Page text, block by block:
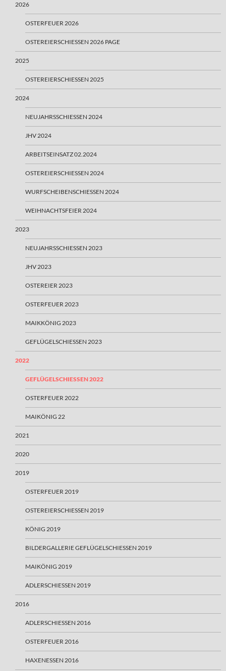
2026
OSTERFEUER 2026
OSTEREIERSCHIESSEN 2026 PAGE
2025
OSTEREIERSCHIESSEN 2025
2024
NEUJAHRSSCHIESSEN 2024
JHV 2024
ARBEITSEINSATZ 02.2024
OSTEREIERSCHIESSEN 2024
WURFSCHEIBENSCHIESSEN 2024
WEIHNACHTSFEIER 2024
2023
NEUJAHRSSCHIESSEN 2023
JHV 2023
OSTEREIER 2023
OSTERFEUER 2023
MAIKKÖNIG 2023
GEFLÜGELSCHIESSEN 2023
2022
GEFLÜGELSCHIESSEN 2022
OSTERFEUER 2022
MAIKÖNIG 22
2021
2020
2019
OSTERFEUER 2019
OSTEREIERSCHIESSEN 2019
KÖNIG 2019
BILDERGALLERIE GEFLÜGELSCHIESSEN 2019
MAIKÖNIG 2019
ADLERSCHIESSEN 2019
2016
ADLERSCHIESSEN 2016
OSTERFEUER 2016
HAXENESSEN 2016